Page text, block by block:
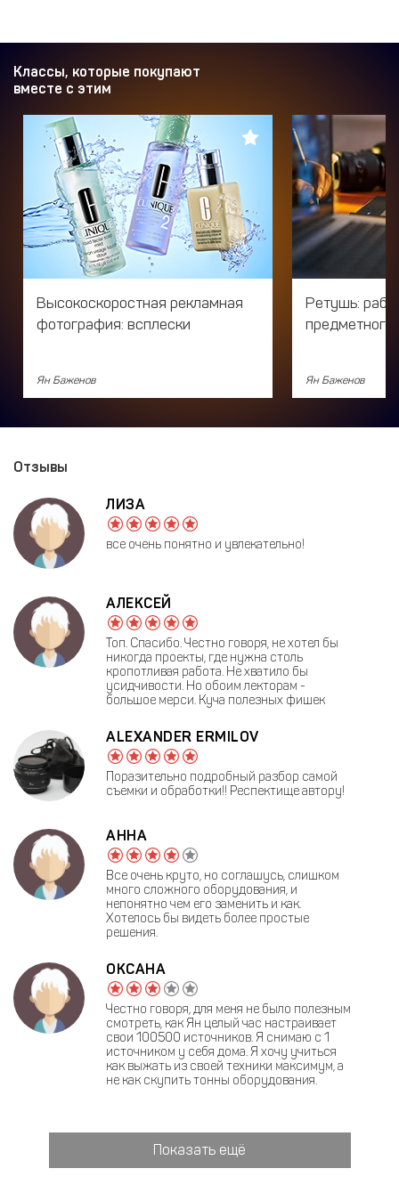
Классы, которые покупают
вместе с этим
Высокоскоростная рекламная
фотография: всплески
Ян Баженов
Ретушь:
Ян Баженов
Отзывы
ЛИЗА
все очень понятно и увлекательно!
АЛЕКСЕЙ
Топ. Спасибо. Честно говоря, не хотел бы
никогда проекты, где нужна столь
кропотливая работа. Не хватило бы
усидчивости. Но обоим лекторам -
большое мерси. Куча полезных фишек
ALEXANDER ERMILOV
Поразительно подробный разбор самой
съемки и обработки!! Респектище автору!
АННА
Все очень круто, но соглашусь, слишком
много сложного оборудования, и
непонятно чем его заменить и как.
Хотелось бы видеть более простые
решения.
ОКСАНА
Честно говоря, для меня не было полезным
смотреть, как Ян целый час настраивает
свои 100500 источников. Я снимаю с 1
источником у себя дома. Я хочу учиться
как выжать из своей техники максимум, а
не как скупить тонны оборудования.
Показать ещё